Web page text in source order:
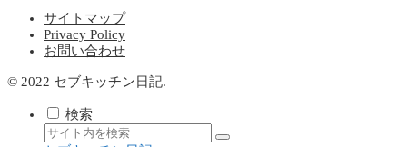
サイトマップ
Privacy Policy
お問い合わせ
© 2022 セブキッチン日記.
検索